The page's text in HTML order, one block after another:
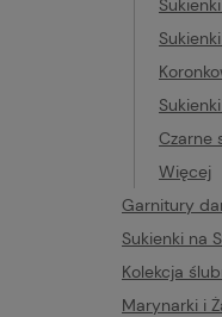
Czarne
Więcej
Garnitury
Sukienki na
Kolekcja
Marynarki i